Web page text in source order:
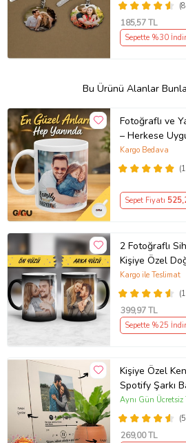
185,57 TL
Sepette %30
Bu Ürünü Alanlar
Fotoğraflı ve
– Herkese
Porselen
Kargo Bedava
Sepet Fiyatı 525
2 Fotoğraflı
Kişiye Özel
Sevgiliye
Ablaya Abiye
Arkadaşa
Hediyesi
Kargo ile Teslimat
399,97 TL
Sepette %25
Kişiye Özel
Spotify Şarkı
Plak Fotoğraf
Aynı Gün Ücretsiz
269,00 TL